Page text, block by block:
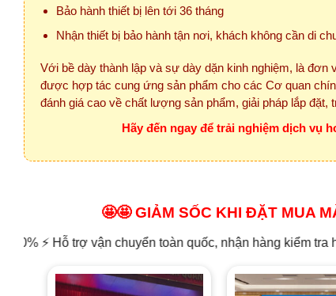
Bảo hành thiết bị lên tới 36 tháng
Nhận thiết bị bảo hành tận nơi, khách không cần di
Với bề dày thành lập và sự dày dặn kinh nghiệm, là
được hợp tác cung ứng sản phẩm cho các Cơ quan
đánh giá cao về chất lượng sản phẩm, giải pháp lắp đặt,
Hãy đến ngay để trải nghiệm dịch vụ
🤩🤩 GIẢM SỐC KHI ĐẶT MUA
chuyển toàn quốc, nhận hàng kiểm tra hàng thanh